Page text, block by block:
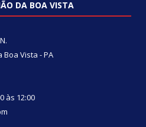
DA BOA VISTA
Vista - PA
às 12:00